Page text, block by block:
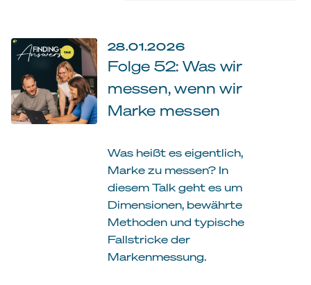
28.01.2026
Folge 52: Was wir
messen, wenn wir
Marke messen
Was heißt es eigentlich,
Marke zu messen? In
diesem Talk geht es um
Dimensionen, bewährte
Methoden und typische
Fallstricke der
Markenmessung.